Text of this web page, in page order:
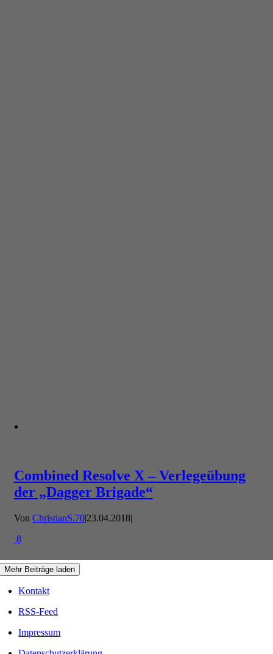
Combined Resolve X – Verlegeübung
der „Dagger Brigade“
Von ChristianS.70|23.04.2018|
8
Mehr Beiträge laden
Kontakt
RSS-Feed
Impressum